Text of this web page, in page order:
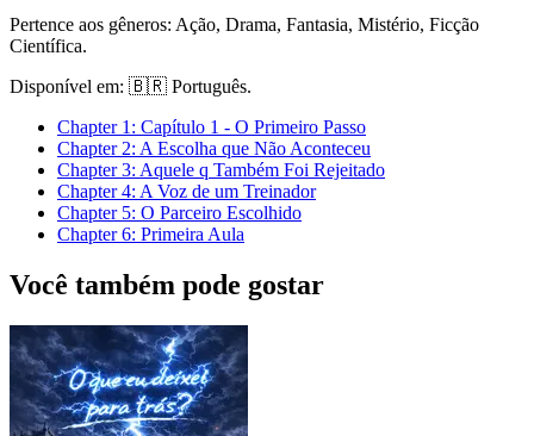
Pertence aos gêneros: Ação, Drama, Fantasia, Mistério, Ficção
Científica.
Disponível em: 🇧🇷 Português.
Chapter 1 : Capítulo 1 - O Primeiro Passo
Chapter 2: A Escolha que Não Aconteceu
Chapter3: Aquele q Também Foi Rejeitado
Chapter4: A Voz de um Treinador
Chapter 5: O Parceiro Escolhido
Chapter6: Primeira Aula
Você também pode gostar